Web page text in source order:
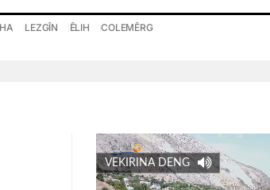
LEZGÎN ÊLIH COLEMÊRG
VEKIRINA DENG